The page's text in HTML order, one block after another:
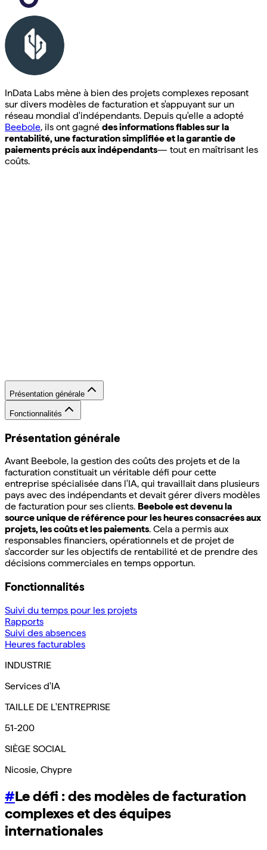
InData Labs mène à bien des projets complexes reposant
sur divers modèles de facturation et s'appuyant sur un
réseau mondial d'indépendants. Depuis qu'elle a adopté
Beebole, ils ont gagné des informations fiables sur la
rentabilité, une facturation simplifiée et la garantie de
paiements précis aux indépendants— tout en maîtrisant les
coûts.
Présentation générale
Fonctionnalités
Présentation générale
Avant Beebole, la gestion des coûts des projets et de la
facturation constituait un véritable défi pour cette
entreprise spécialisée dans l'IA, qui travaillait dans plusieurs
pays avec des indépendants et devait gérer divers modèles
de facturation pour ses clients. Beebole est devenu la
source unique de référence pour les heures consacrées aux
projets, les coûts et les paiements. Cela a permis aux
responsables financiers, opérationnels et de projet de
s'accorder sur les objectifs de rentabilité et de prendre des
décisions commerciales en temps opportun.
Fonctionnalités
Suivi du temps pour les projets
Rapports
Suivi des absences
Heures facturables
INDUSTRIE
Services d'IA
TAILLE DE L'ENTREPRISE
51-200
SIÈGE SOCIAL
Nicosie, Chypre
#Le défi : des modèles de facturation
complexes et des équipes
internationales